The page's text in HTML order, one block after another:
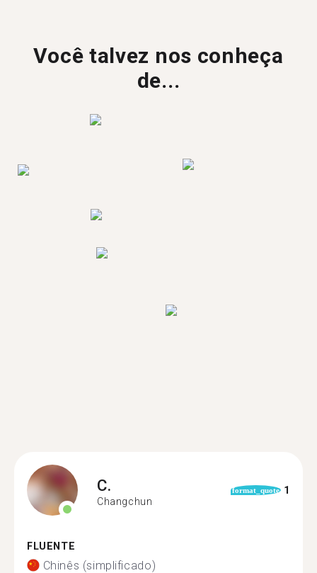
Você talvez nos conheça
de...
C.
Changchun
format_quote 1
FLUENTE
Chinês (simplificado)